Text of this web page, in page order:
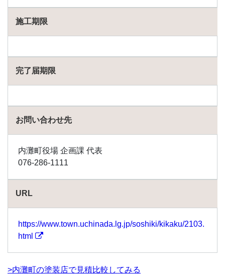
県の
申請
4
外壁
の費
用を
安く
抑え
積も
りを
閑散
施工期限
完了届期限
お問い合わせ先
内灘町役場 企画課 代表
076-286-1111
URL
https://www.town.uchinada.lg.jp/soshiki/kikaku/2103.
html
>内灘町の塗装店で見積比較してみる